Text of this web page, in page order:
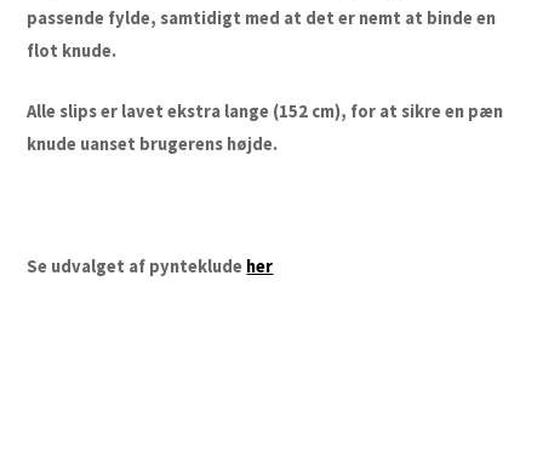
passende fylde, samtidigt med at det er nemt at binde en
flot knude.
Alle slips er lavet ekstra lange (152 cm), for at sikre en pæn
knude uanset brugerens højde.
Se udvalget af pynteklude her